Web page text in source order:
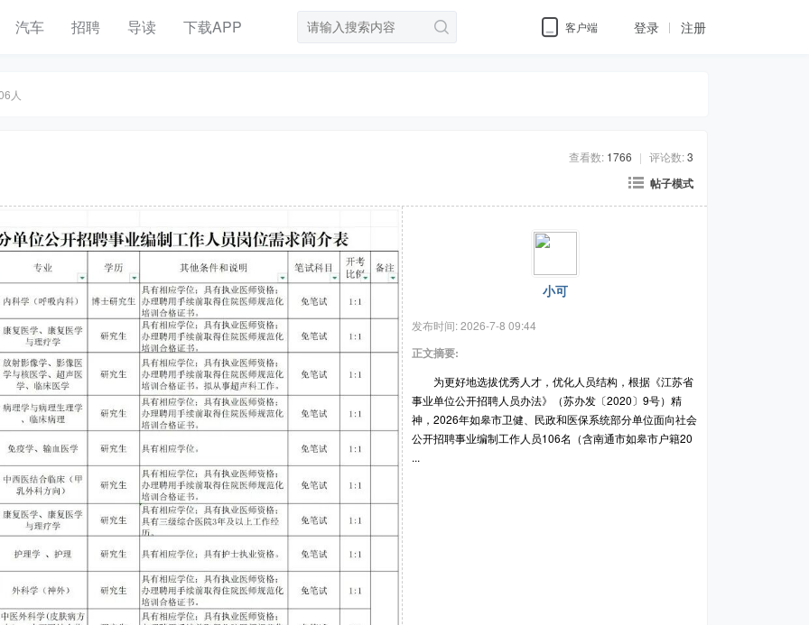
汽车 招聘 导读 下载APP 客户端 登录 注册
人
查看数: 1766 | 评论数:3
帖子模式
小可
发布时间:2026-7-8 09:44
正文摘要:
为更好地选拔优秀人才，优化人员结构，根据《江苏省
事业单位公开招聘人员办法》（苏办发〔2020〕9号）精
神，2026年如皋市卫健、民政和医保系统部分单位面向社会
公开招聘事业编制工作人员106名（含南通市如皋市户籍20
...